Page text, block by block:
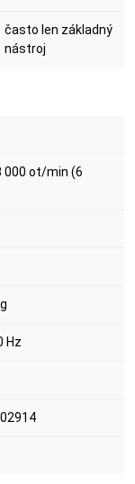
často len základný
nástroj
000 ot/min (6
Hz